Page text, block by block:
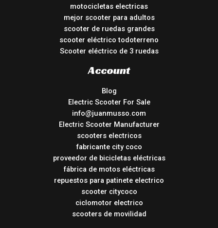
motocicletas electricas
mejor scooter para adultos
scooter de ruedas grandes
scooter eléctrico todoterreno
Scooter eléctrico de 3 ruedas
Account
Blog
Electric Scooter For Sale
info@juanmusso.com
Electric Scooter Manufacturer
scooters electricos
fabricante city coco
proveedor de bicicletas eléctricas
fábrica de motos eléctricas
repuestos para patinete electrico
scooter citycoco
ciclomotor electrico
scooters de movilidad